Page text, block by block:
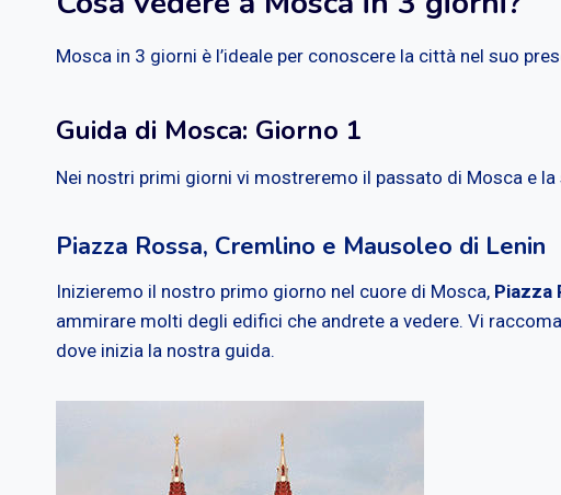
Mosca in 3 giorni è l’ideale per conoscere la città nel suo
Guida di Mosca: Giorno 1
Nei nostri primi giorni vi mostreremo il passato di Mosca e
Piazza Rossa, Cremlino e Mausoleo di Lenin
Inizieremo il nostro primo giorno nel cuore di Mosca, Piazza
ammirare molti degli edifici che andrete a vedere. Vi
dove inizia la nostra guida.